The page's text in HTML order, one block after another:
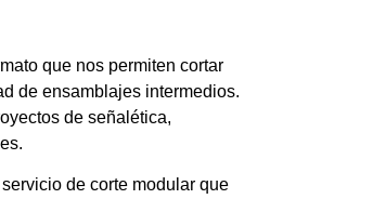
que nos permiten cortar
de ensamblajes intermedios.
de señalética,
de corte modular que